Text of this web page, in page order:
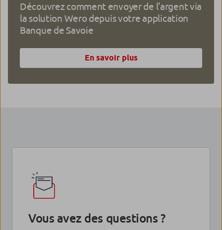
Découvrez comment envoyer de l’argent via
la solution Wero depuis votre application
Banque de Savoie
En savoir plus
Vous avez des questions ?